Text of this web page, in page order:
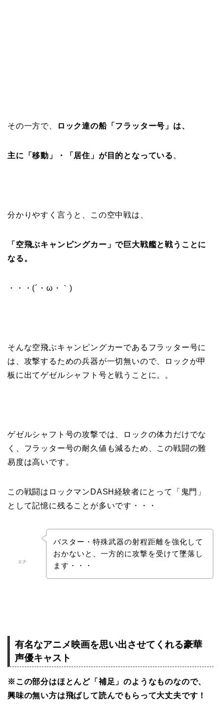
その一方で、 ロック達の船「フラッター号」は、
主に「移動」・「居住」が目的となっている 。
分かりやすく言うと、この空中戦は、
「空飛ぶキャンピングカー」で巨大戦艦と戦うことに
なる。
・・・(´・ω・｀)
そんな空飛ぶキャンピングカーであるフラッター号に
は、攻撃するための兵器が一切無いので、ロックが甲
板に出てゲゼルシャフト号と戦うことに。。
ゲゼルシャフト号の攻撃では、ロックの体力だけでな
く、フラッター号の耐久値も減るため、この戦闘の難
易度は高いです。
この戦闘はロックマンDASH経験者にとって「鬼門」
として記憶に残ることが多いです・・・
エナ
バスター・特殊武器の射程距離を強化して
おかないと、一方的に攻撃を受けて墜落し
ます・・・
有名なアニメ映画を思い出させてくれる豪華
声優キャスト
※この部分はほとんど「補足」のようなものなので、
興味の無い方は飛ばして読んでもらって大丈夫です！